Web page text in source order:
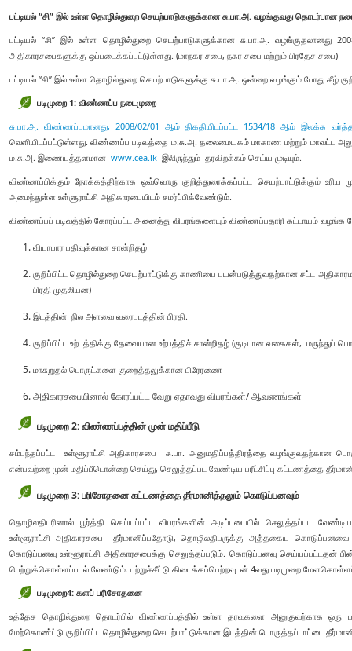
பட்டியல் “சி” இல் உள்ள தொழில்துறை செயற்பாடுகளுக்கான சு.பா.அ. வழங்குவது தொடர்பான
பட்டியல் “சி” இல் உள்ள தொழில்துறை செயற்பாடுகளுக்கான சு.பா.அ. வழங்குதலானது
அதிகாரசபைகளுக்கு ஒப்படைக்கப்பட்டுள்ளது. (மாநகர சபை, நகர சபை மற்றும் பிரதேச சபை)
பட்டியல் “சி” இல் உள்ள தொழில்துறை செயற்பாடுகளுக்கு சு.பா.அ. ஒன்றை வழங்கும் போது கீழ்
படிமுறை 1: விண்ணப்ப நடைமுறை
சு.பா.அ. விண்ணப்பமானது, 2008/02/01 ஆம் திகதியிடப்பட்ட 1534/18 ஆம் இலக்க
வெளியிடப்பட்டுள்ளது. விண்ணப்ப படிவத்தை ம.சு.அ. தலைமையகம் மாகாண மற்றும் மாவட்ட
ம.சு.அ. இணையத்தளமான www.cea.lk இலிருந்தும் தரவிறக்கம் செய்ய முடியும்.
விண்ணப்பிக்கும் நோக்கத்திற்காக ஒவ்வொரு குறித்துரைக்கப்பட்ட செயற்பாட்டுக்கும்
அமைந்துள்ள உள்ளுராட்சி அதிகாரபையிடம் சமர்ப்பிக்வேண்டும்.
விண்ணப்பப் படிவத்தில் கோரப்பட்ட அனைத்து விபரங்களையும் விண்ணப்பதாரி கட்டாயம் வழங்க
வியாபார பதிவுக்கான சான்றிதழ்
குறிப்பிட்ட தொழில்துறை செயற்பாட்டுக்கு காணியை பயன்படுத்துவதற்கான சட்ட
பிரதி முதலியன)
இடத்தின் நில அளவை வரைபடத்தின் பிரதி.
குறிப்பிட்ட உற்பத்திக்கு தேவையான உற்பத்திச் சான்றிதழ் (குடிபான வகைகள், மருந்துப்
மாசுறுதல் பொருட்களை குறைத்தலுக்கான பிரேரணை
அதிகாரசபையினால் கோரப்பட்ட வேறு ஏதாவது விபரங்கள்/ ஆவணங்கள்
படிமுறை 2: விண்ணப்பத்தின் முன் மதிப்பீடு
சம்பந்தப்பட்ட உள்ளூராட்சி அதிகாரசபை சு.பா. அனுமதிப்பத்திரத்தை வழங்குவதற்கான
என்பவற்றை முன் மதிப்பீடொன்றை செய்து, செலுத்தப்பட வேண்டிய பரீட்சிப்பு கட்டணத்தை
படிமுறை 3: பரிசோதனை கட்டணத்தை தீர்மானித்தலும் கொடுப்பனவும்
தொழிலதிபரினால் பூர்த்தி செய்யப்பட்ட விபரங்களின் அடிப்படையில் செலுத்தப்பட
உள்ளூராட்சி அதிகாரசபை தீர்மானிப்பதோடு, தொழிலதிபருக்கு அத்தகைய
கொடுப்பனவு உள்ளூராட்சி அதிகாரசபைக்கு செலுத்தப்படும். கொடுப்பனவு செய்யப்பட்டதன்
பெற்றுக்கொள்ளப்படல் வேண்டும். பற்றுச்சீட்டு கிடைக்கப்பெற்றவுடன் 4வது படிமுறை
படிமுறை4: களப் பரிசோதனை
உத்தேச தொழில்துறை தொடர்பில் விண்ணப்பத்தில் உள்ள தரவுகளை அனுகுவற்காக
மேற்கொண்ட்டு குறிப்பிட்ட தொழில்துறை செயற்பாட்டுக்கான இடத்தின் பொருத்தப்பாட்டை